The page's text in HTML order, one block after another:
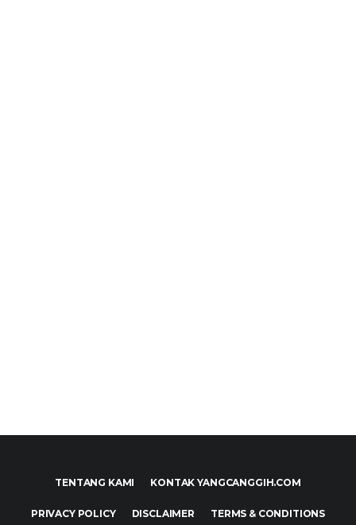
TENTANG KAMI KONTAK YANGCANGGIH.COM
PRIVACY POLICY DISCLAIMER TERMS & CONDITIONS